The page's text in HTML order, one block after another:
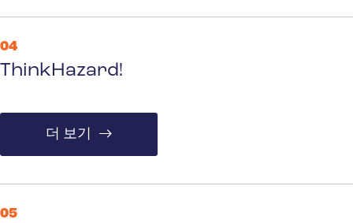
04
ThinkHazard!
더 보기
05